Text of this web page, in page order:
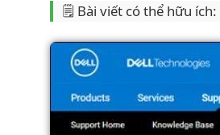
🗒️ Bài viết có thể hữu ích: